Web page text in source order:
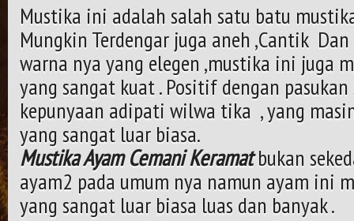
Mustika ini adalah salah satu batu
Mungkin Terdengar juga aneh ,Cantik
warna nya yang elegen ,mustika ini juga
yang sangat kuat . Positif dengan
kepunyaan adipati wilwa tika , yang
yang sangat luar biasa.
Mustika Ayam Cemani Keramatbukan
ayam2 pada umum nya namun ayam ini
yang sangat luar biasa luas dan banyak .